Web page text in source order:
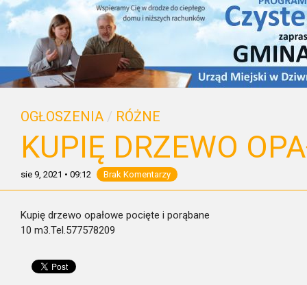
OGŁOSZENIA / RÓŻNE
KUPIĘ DRZEWO
sie 9, 2021 • 09:12 Brak Komentarzy
Kupię drzewo opałowe pocięte i porąbane
10 m3.Tel.577578209